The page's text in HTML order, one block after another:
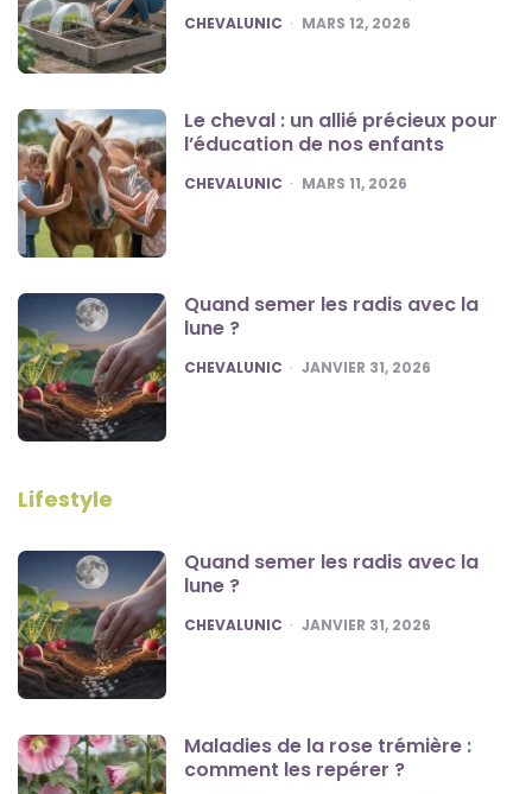
POSTED
CHEVALUNIC MARS 12, 2026
Le cheval : un allié précieux pour
l’éducation de nos enfants
POSTED
CHEVALUNIC MARS 11, 2026
Quand semer les radis avec la
lune ?
POSTED
CHEVALUNIC JANVIER 31, 2026
Lifestyle
Quand semer les radis avec la
lune ?
POSTED
CHEVALUNIC JANVIER 31, 2026
Maladies de la rose trémière :
comment les repérer ?